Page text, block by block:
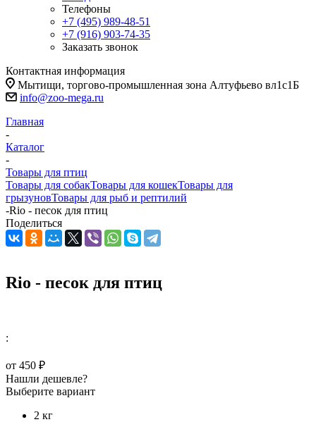
Телефоны
+7 (495) 989-48-51
+7 (916) 903-74-35
Заказать звонок
Контактная информация
Мытищи, торгово-промышленная зона Алтуфьево вл1с1Б
info@zoo-mega.ru
Главная
-
Каталог
-
Товары для птиц
Товары для собакТовары для кошекТовары для
грызуновТовары для рыб и рептилий
-Rio - песок для птиц
Поделиться
Rio - песок для птиц
:
от 450 ₽
Нашли дешевле?
Выберите вариант
2 кг